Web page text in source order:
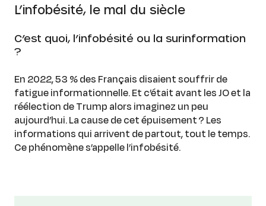
L’infobésité, le mal du siècle
C’est quoi, l’infobésité ou la surinformation
?
En 2022, 53 % des Français disaient souffrir de
fatigue informationnelle. Et c’était avant les JO et la
réélection de Trump alors imaginez un peu
aujourd’hui. La cause de cet épuisement ? Les
informations qui arrivent de partout, tout le temps.
Ce phénomène s’appelle l’infobésité.